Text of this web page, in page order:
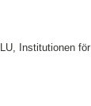
Institutionen för